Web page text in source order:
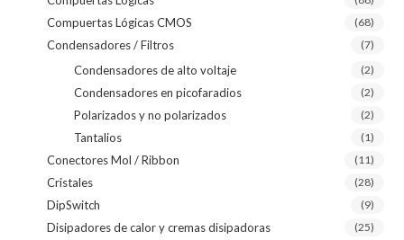
Compuertas Lógicas CMOS (68)
Condensadores / Filtros (7)
Condensadores de alto voltaje (2)
Condensadores en picofaradios (2)
Polarizados y no polarizados (2)
Tantalios (1)
Conectores Mol / Ribbon (11)
Cristales (28)
DipSwitch (9)
Disipadores de calor y cremas disipadoras (25)